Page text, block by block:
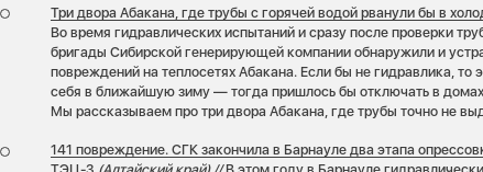
Три двора Абакана, где трубы с горячей водой рванули бы в
Во время гидравлических испытаний и сразу после проверки
бригады Сибирской генерирующей компании обнаружили и
повреждений на теплосетях Абакана. Если бы не гидравлика, то
себя в ближайшую зиму — тогда пришлось бы отключать в домах
Мы рассказываем про три двора Абакана, где трубы точно не
141 повреждение. СГК закончила в Барнауле два этапа